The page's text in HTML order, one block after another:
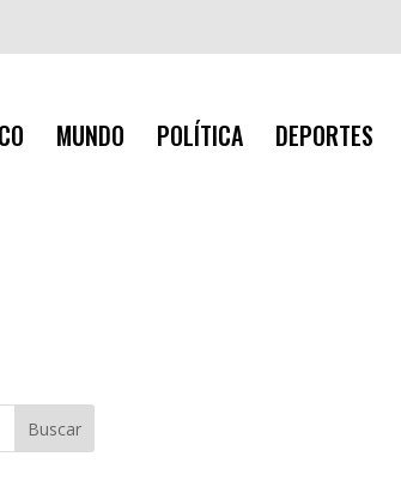
MUNDO POLÍTICA DEPORTES
Buscar